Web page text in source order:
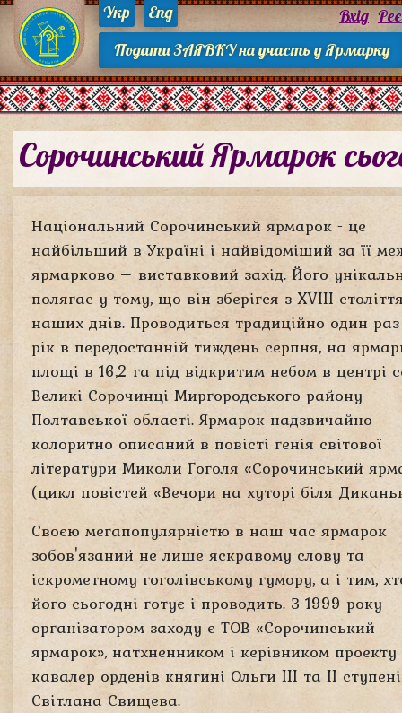
Укр Eng Вхід
Подати ЗАЯВКУ на участь у Ярмарку
Сорочинський Ярмарок
Національний Сорочинський ярмарок - це
найбільший в Україні і найвідоміший за її
ярмарково – виставковий захід. Його
полягає у тому, що він зберігся з XVIII
наших днів. Проводиться традиційно один
рік в передостанній тиждень серпня, на
площі в 16,2 га під відкритим небом в центрі
Великі Сорочинці Миргородського району
Полтавської області. Ярмарок надзвичайно
колоритно описаний в повісті генія світової
літератури Миколи Гоголя «Сорочинський
(цикл повістей «Вечори на хуторі біля
Своєю мегапопулярністю в наш час ярмарок
зобов'язаний не лише яскравому слову та
іскрометному гоголівському гумору, а і тим,
його сьогодні готує і проводить. З 1999 року
організатором заходу є ТОВ «Сорочинський
ярмарок», натхненником і керівником
кавалер орденів княгині Ольги III та II
Світлана Свищева.